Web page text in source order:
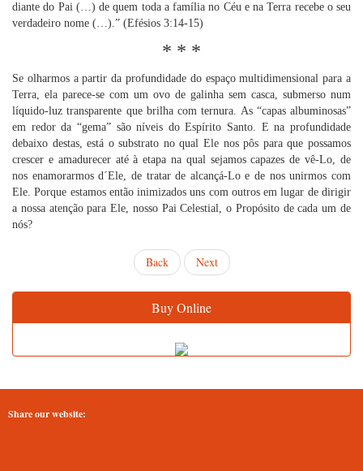
diante do Pai (…) de quem toda a família no Céu e na Terra recebe o seu
verdadeiro nome (…).” (Efésios 3:14-15)
* * *
Se olharmos a partir da profundidade do espaço multidimensional para a
Terra, ela parece-se com um ovo de galinha sem casca, submerso num
líquido-luz transparente que brilha com ternura. As “capas albuminosas”
em redor da “gema” são níveis do Espírito Santo. E na profundidade
debaixo destas, está o substrato no qual Ele nos pôs para que possamos
crescer e amadurecer até à etapa na qual sejamos capazes de vê-Lo, de
nos enamorarmos d´Ele, de tratar de alcançá-Lo e de nos unirmos com
Ele. Porque estamos então inimizados uns com outros em lugar de dirigir
a nossa atenção para Ele, nosso Pai Celestial, o Propósito de cada um de
nós?
Back Next
Buy Online
Share our website: